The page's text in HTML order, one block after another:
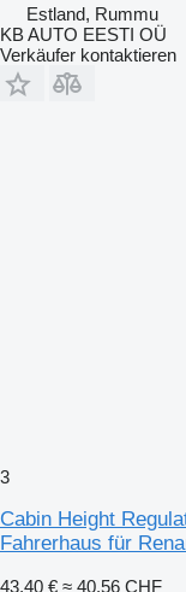
Estland, Rummu
KB AUTO EESTI OÜ
Verkäufer kontaktieren
3
Cabin Height
Fahrerhaus für
43,40 € ≈ 40,56 CHF